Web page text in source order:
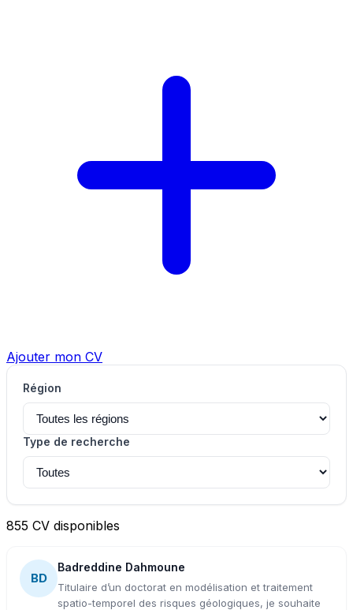
Ajouter mon CV
Région
Type de recherche
855 CV disponibles
BD
Badreddine Dahmoune
Titulaire d’un doctorat en modélisation et traitement
spatio-temporel des risques géologiques, je souhaite